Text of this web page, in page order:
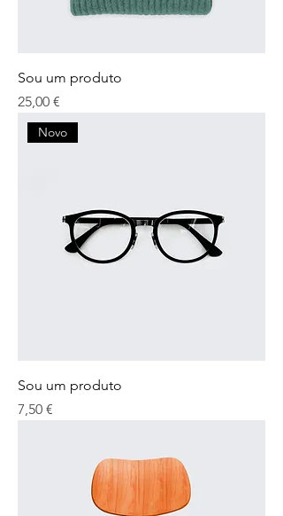
Sou um produto
Preço
25,00 €
Novo
Sou um produto
Preço
7,50 €